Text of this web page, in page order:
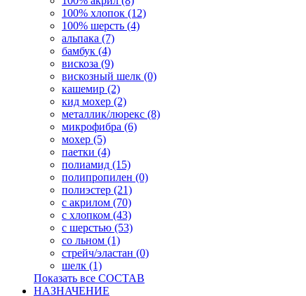
100% хлопок (12)
100% шерсть (4)
альпака (7)
бамбук (4)
вискоза (9)
вискозный шелк (0)
кашемир (2)
кид мохер (2)
металлик/люрекс (8)
микрофибра (6)
мохер (5)
паетки (4)
полиамид (15)
полипропилен (0)
полиэстер (21)
с акрилом (70)
с хлопком (43)
с шерстью (53)
со льном (1)
стрейч/эластан (0)
шелк (1)
Показать все СОСТАВ
НАЗНАЧЕНИЕ